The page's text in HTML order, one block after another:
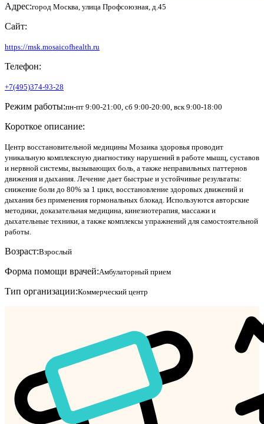
Адрес:город Москва, улица Профсоюзная, д.45
Сайт:
https://msk.mosaicofhealth.ru
Телефон:
+7(495)374-93-28
Режим работы:пн-пт 9:00-21:00, сб 9:00-20:00, вск 9:00-18:00
Короткое описание:
Центр восстановительной медицины Мозаика здоровья проводит
уникальную комплексную диагностику нарушений в работе мышц, суставов
и нервной системы, вызывающих боль, а также неправильных паттернов
движения и дыхания. Лечение дает быстрые и устойчивые результаты:
снижение боли до 80% за 1 цикл, восстановление здоровых движений и
дыхания без применения гормональных блокад. Используются авторские
методики, доказательная медицина, кинезиотерапия, массажи и
дыхательные техники, а также комплексы упражнений для самостоятельной
работы.
Возраст:Взрослый
Форма помощи врачей:Амбулаторный прием
Тип организации:Коммерческий центр